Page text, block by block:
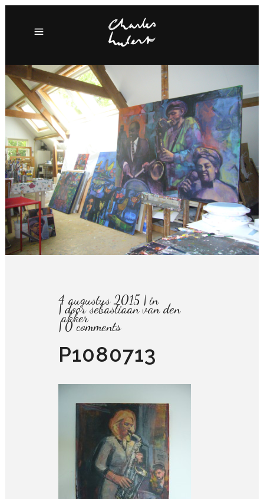
4 augustus 2015 in
doorsebastiaan van den
akker
0 comments
P1080713